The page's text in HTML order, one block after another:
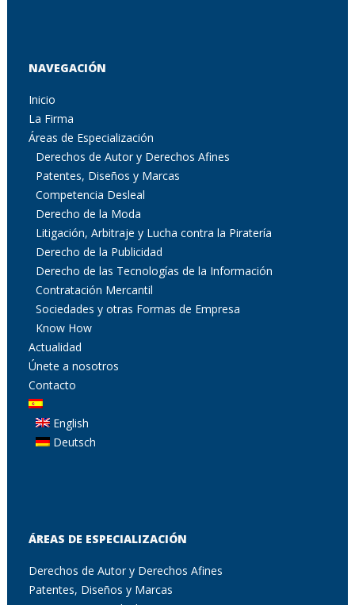
NAVEGACIÓN
Inicio
La Firma
Áreas de Especialización
Derechos de Autor y Derechos Afines
Patentes, Diseños y Marcas
Competencia Desleal
Derecho de la Moda
Litigación, Arbitraje y Lucha contra la Piratería
Derecho de la Publicidad
Derecho de las Tecnologías de la Información
Contratación Mercantil
Sociedades y otras Formas de Empresa
Know How
Actualidad
Únete a nosotros
Contacto
English
Deutsch
ÁREAS DE ESPECIALIZACIÓN
Derechos de Autor y Derechos Afines
Patentes, Diseños y Marcas